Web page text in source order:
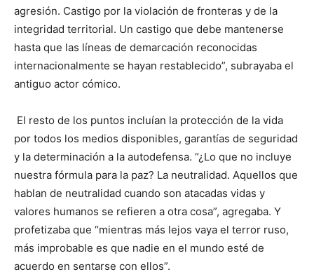
agresión. Castigo por la violación de fronteras y de la
integridad territorial. Un castigo que debe mantenerse
hasta que las líneas de demarcación reconocidas
internacionalmente se hayan restablecido”, subrayaba el
antiguo actor cómico.
El resto de los puntos incluían la protección de la vida
por todos los medios disponibles, garantías de seguridad
y la determinación a la autodefensa. “¿Lo que no incluye
nuestra fórmula para la paz? La neutralidad. Aquellos que
hablan de neutralidad cuando son atacadas vidas y
valores humanos se refieren a otra cosa”, agregaba. Y
profetizaba que “mientras más lejos vaya el terror ruso,
más improbable es que nadie en el mundo esté de
acuerdo en sentarse con ellos”.